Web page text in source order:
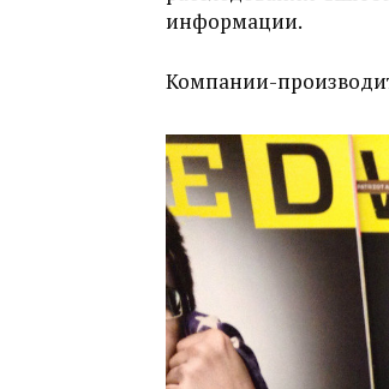
информации.
Компании-